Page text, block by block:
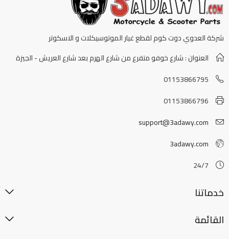
شركة العدوي دوت كوم لقطع غيار الموتوسيكلات و الاسكوتر
العنوان : شارع خوفو متفرع من شارع الهرم بعد شارع العريش - الجيزة
01153866795
01153866796
support@3adawy.com
3adawy.com
24/7
خدماتنا
القائمة